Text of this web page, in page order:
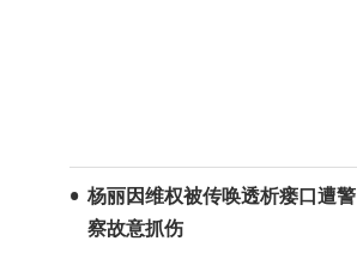
杨丽因维权被传唤透析瘘口遭警
察故意抓伤